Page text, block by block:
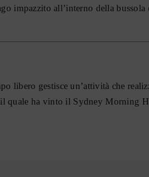
impazzito all’interno della bussola
libero gestisce un’attività che
quale ha vinto il Sydney Morning